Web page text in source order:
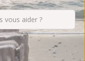
vous aider ?